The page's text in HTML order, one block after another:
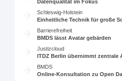
Datenqualität im Fokus
Schleswig-Holstein
Einheitliche Technik für große
Barrierefreiheit
BMDS lässt Avatar gebärden
Justizcloud
ITDZ Berlin übernimmt zentrale
BMDS
Online-Konsultation zu Open